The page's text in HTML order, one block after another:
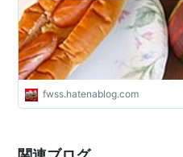
fwss.hatenablog.com